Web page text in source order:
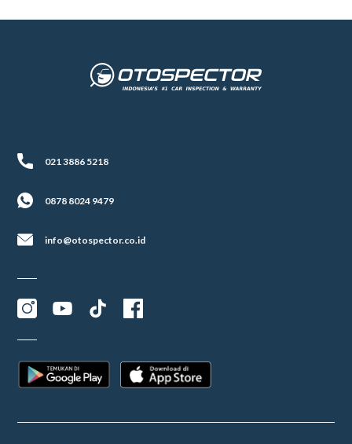
021 3886 5218
0878 8024 9479
info@otospector.co.id